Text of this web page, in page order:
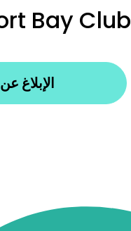
Bay Club
الإبلاغ